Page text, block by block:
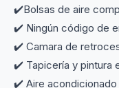
✔️Bolsas de aire
✔️ Ningún código de
✔️ Camara de
✔️ Tapicería y pintura
✔️ Aire acondicionado